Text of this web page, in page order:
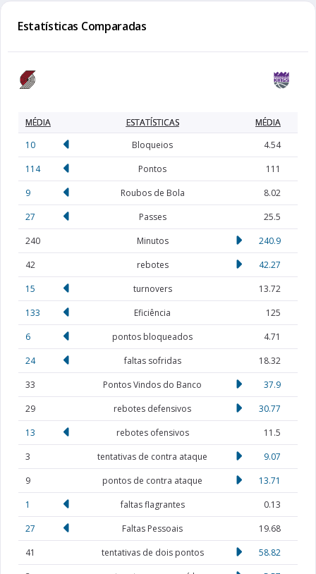
Estatísticas Comparadas
MÉDIA ESTATÍSTICAS
MÉDIA
10
Bloqueios
4.54
114
Pontos
111
9
Roubos de Bola
8.02
27
Passes
25.5
240
Minutos
240.9
42
rebotes
42.27
15
turnovers
13.72
133
Eficiência
125
6
pontos bloqueados
4.71
24
faltas sofridas
18.32
33
Pontos Vindos do Banco
37.9
29
rebotes defensivos
30.77
13
rebotes ofensivos
11.5
3
tentativas de contra ataque
9.07
9
pontos de contra ataque
13.71
1
faltas flagrantes
0.13
27
Faltas Pessoais
19.68
41
tentativas de dois pontos
58.82